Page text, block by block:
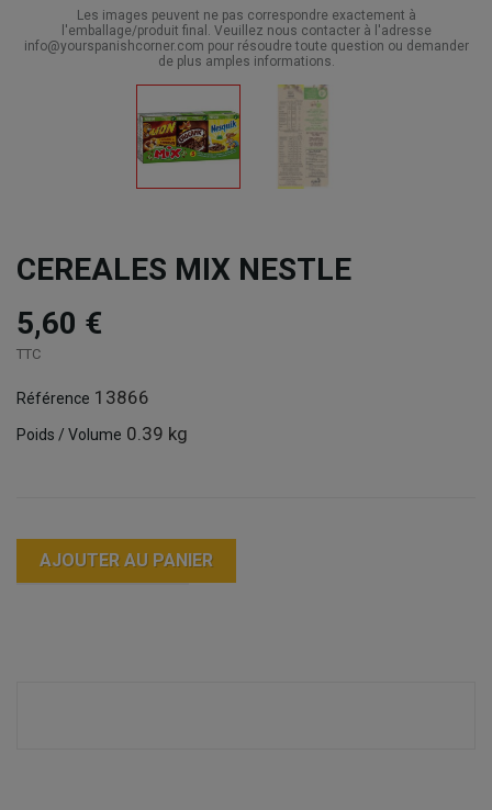
Les images peuvent ne pas correspondre exactement à
l'emballage/produit final. Veuillez nous contacter à l'adresse
info@yourspanishcorner.com pour résoudre toute question ou demander
de plus amples informations.
CEREALES MIX NESTLE
5,60 €
TTC
Référence 13866
Poids / Volume 0.39 kg
AJOUTER AU PANIER